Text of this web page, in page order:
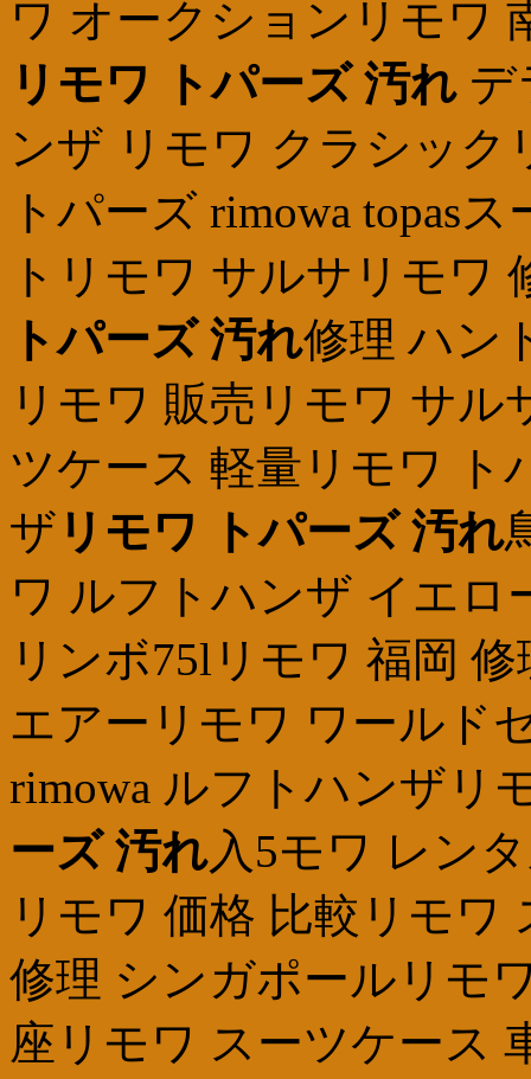
ワ オークションリモワ
リモワ トパーズ 汚れ デ
ンザ リモワ クラシッ
トパーズ rimowa topas
トリモワ サルサリモワ
トパーズ 汚れ修理 ハン
リモワ 販売リモワ サル
ツケース 軽量リモワ ト
ザ リモワ トパーズ 汚れ
ワ ルフトハンザ イエ
リンボ75lリモワ 福岡
エアーリモワ ワールド
rimowa ルフトハンザリ
ーズ 汚れ入5モワ レン
リモワ 価格 比較リモワ
修理 シンガポールリモ
座リモワ スーツケース